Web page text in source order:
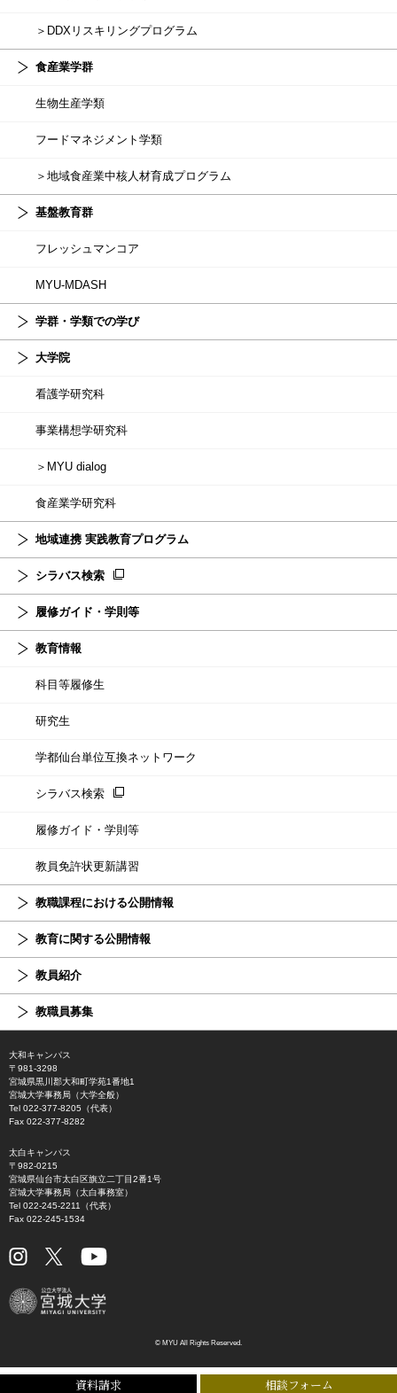
＞DDXリスキリングプログラム
食産業学群
生物生産学類
フードマネジメント学類
＞地域食産業中核人材育成プログラム
基盤教育群
フレッシュマンコア
MYU-MDASH
学群・学類での学び
大学院
看護学研究科
事業構想学研究科
＞MYU dialog
食産業学研究科
地域連携 実践教育プログラム
シラバス検索
履修ガイド・学則等
教育情報
科目等履修生
研究生
学都仙台単位互換ネットワーク
シラバス検索
履修ガイド・学則等
教員免許状更新講習
教職課程における公開情報
教育に関する公開情報
教員紹介
教職員募集
資料請求 相談フォーム
大和キャンパス
〒981-3298
宮城県黒川郡大和町学苑1番地1
宮城大学事務局（大学全般）
Tel 022-377-8205（代表）
Fax 022-377-8282
太白キャンパス
〒982-0215
宮城県仙台市太白区旗立二丁目2番1号
宮城大学事務局（太白事務室）
Tel 022-245-2211（代表）
Fax 022-245-1534
© MYU All Rights Reserved.